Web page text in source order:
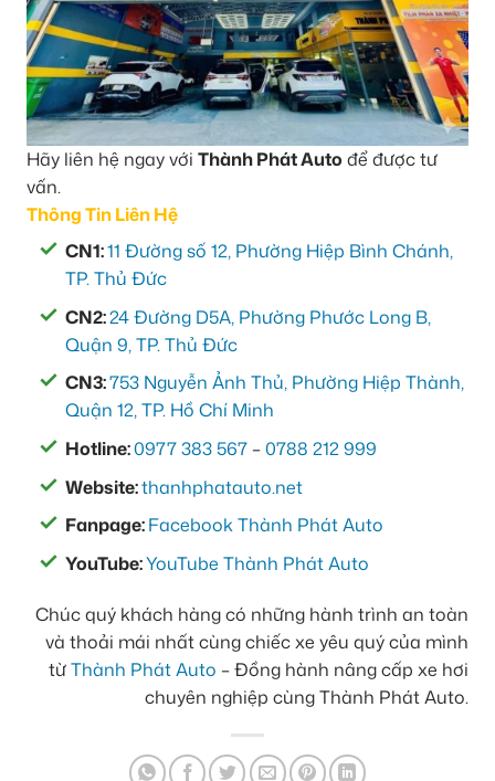
Hãy liên hệ ngay với Thành Phát Auto để được tư
vấn.
Thông Tin Liên Hệ
CN1:11 Đường số 12, Phường Hiệp Bình Chánh,
TP. Thủ Đức
CN2:24 Đường D5A, Phường Phước Long B,
Quận 9, TP. Thủ Đức
CN3:753 Nguyễn Ảnh Thủ, Phường Hiệp Thành,
Quận 12, TP. Hồ Chí Minh
Hotline:0977 383 567 –0788 212 999
Website:thanhphatauto.net
Fanpage:Facebook Thành Phát Auto
YouTube:YouTube Thành Phát Auto
Chúc quý khách hàng có những hành trình an toàn
và thoải mái nhất cùng chiếc xe yêu quý của mình
từThành Phát Auto – Đồng hành nâng cấp xe hơi
chuyên nghiệp cùng Thành Phát Auto.